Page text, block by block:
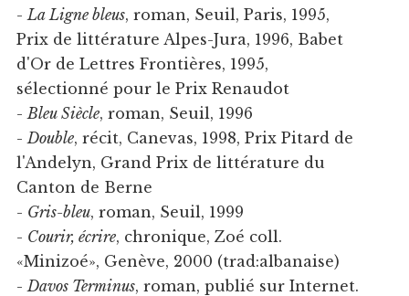
- La Ligne bleus, roman, Seuil, Paris, 1995,
Prix de littérature Alpes-Jura, 1996, Babet
d'Or de Lettres Frontières, 1995,
sélectionné pour le Prix Renaudot
- Bleu Siècle, roman, Seuil, 1996
- Double, récit, Canevas, 1998, Prix Pitard de
l'Andelyn, Grand Prix de littérature du
Canton de Berne
- Gris-bleu, roman, Seuil, 1999
- Courir, écrire, chronique, Zoé coll.
«Minizoé», Genève, 2000 (trad:albanaise)
- Davos Terminus, roman, publié sur Internet.